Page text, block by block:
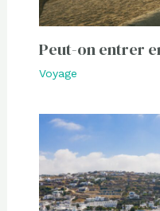
Peut-on entrer
Voyage